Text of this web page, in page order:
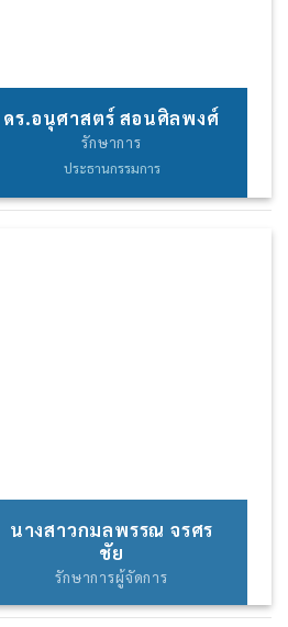
ดร.อนุศาสตร์ สอนศิลพงศ์
รักษาการ
ประธานกรรมการ
นางสาวกมลพรรณ จรศร
ชัย
รักษาการผู้จัดการ